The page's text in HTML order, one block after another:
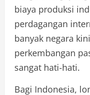
biaya produksi
perdagangan
banyak negara
perkembangan
sangat hati-hati.
Bagi Indonesia,